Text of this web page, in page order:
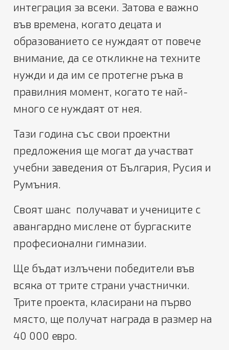
интеграция за всеки. Затова е важно
във времена, когато децата и
образованието се нуждаят от повече
внимание, да се откликне на техните
нужди и да им се протегне ръка в
правилния момент, когато те най-
много се нуждаят от нея.
Тази година със свои проектни
предложения ще могат да участват
учебни заведения от България, Русия и
Румъния.
Своят шанс получават и учениците с
авангардно мислене от бургаските
професионални гимназии.
Ще бъдат излъчени победители във
всяка от трите страни участнички.
Трите проекта, класирани на първо
място, ще получат награда в размер на
40 000 евро.